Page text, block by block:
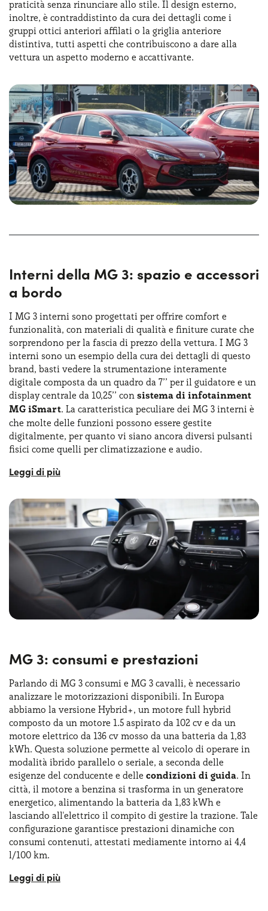
praticità senza rinunciare allo stile. Il design esterno,
inoltre, è contraddistinto da cura dei dettagli come i
gruppi ottici anteriori affilati o la griglia anteriore
distintiva, tutti aspetti che contribuiscono a dare alla
vettura un aspetto moderno e accattivante.
Interni della MG 3: spazio e accessori
a bordo
I MG 3 interni sono progettati per offrire comfort e
funzionalità, con materiali di qualità e finiture curate che
sorprendono per la fascia di prezzo della vettura. I MG 3
interni sono un esempio della cura dei dettagli di questo
brand, basti vedere la strumentazione interamente
digitale composta da un quadro da 7’’ per il guidatore e un
display centrale da 10,25’’ con sistema di infotainment
MG iSmart. La caratteristica peculiare dei MG 3 interni è
che molte delle funzioni possono essere gestite
digitalmente, per quanto vi siano ancora diversi pulsanti
fisici come quelli per climatizzazione e audio.
Nel complesso, l’abitacolo risulta molto ampio per cinque
il guidatore. I sedili anteriori sono confortevoli e offrono
un buon supporto laterale, mentre quelli posteriori
possono ospitare comodamente due adulti o tre
passeggeri in caso di necessità. I MG 3 interni dimostrano
come sia possibile combinare praticità e tecnologia,
rendendo ogni
viaggio piacevole e confortevole . Per chi
sceglie la formula MG 3 noleggio lungo termine, questa
dotazione di serie rappresenta un ulteriore valore
aggiunto, soprattutto considerando il mg 3 prezzo
contenuto rispetto ad altre vetture della stessa categoria.
MG 3: consumi e prestazioni
Parlando di MG 3 consumi e MG 3 cavalli, è necessario
analizzare le motorizzazioni disponibili. In Europa
abbiamo la versione Hybrid+, un motore full hybrid
composto da un motore 1.5 aspirato da 102 cv e da un
motore elettrico da 136 cv mosso da una batteria da 1,83
kWh. Questa soluzione permette al veicolo di operare in
modalità ibrido parallelo o seriale, a seconda delle
esigenze del conducente e delle condizioni di guida. In
città, il motore a benzina si trasforma in un generatore
energetico, alimentando la batteria da 1,83 kWh e
lasciando all'elettrico il compito di gestire la trazione. Tale
configurazione garantisce prestazioni dinamiche con
consumi contenuti, attestati mediamente intorno ai 4,4
l/100 km.
Un aspetto particolarmente interessante è rappresentato